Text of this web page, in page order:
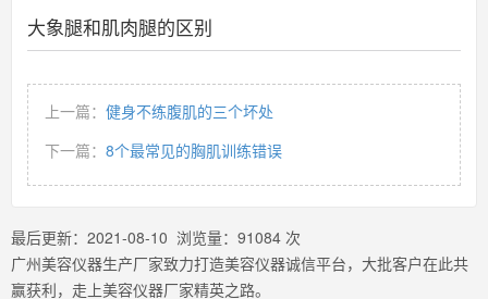
大象腿和肌肉腿的区别
上一篇： 健身不练腹肌的三个坏处
下一篇： 8个最常见的胸肌训练错误
最后更新： 2021-08-10 浏览量： 91084 次
广州美容仪器生产厂家致力打造美容仪器诚信平台，大批客户在此共
赢获利，走上美容仪器厂家精英之路。